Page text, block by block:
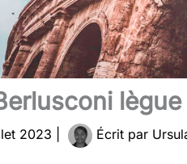
2023 Écrit par